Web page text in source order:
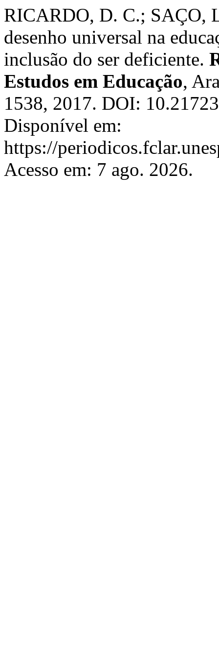
RICARDO, D. C.; SAÇO,
desenho universal na
inclusão do ser deficiente.
Estudos em Educação,
1538, 2017. DOI:
Disponível em:
https://
Acesso em: 7 ago. 2026.